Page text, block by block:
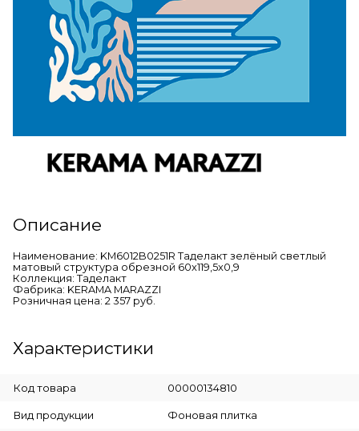
Описание
Наименование: KM6012B0251R Таделакт зелёный светлый
матовый структура обрезной 60x119,5x0,9
Коллекция: Таделакт
Фабрика: KERAMA MARAZZI
Розничная цена: 2 357 руб.
Характеристики
Код товара 00000134810
Вид продукции Фоновая плитка